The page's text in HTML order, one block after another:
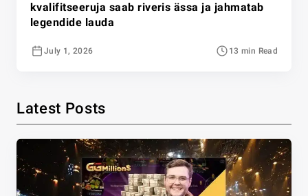
kvalifitseeruja saab riveris ässa ja jahmatab
legendide lauda
July 1, 2026 13 min Read
Latest Posts